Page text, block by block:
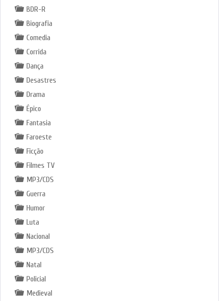
BDR-R
Biografia
Comedia
Corrida
Dança
Desastres
Drama
Épico
Fantasia
Faroeste
Ficção
Filmes TV
MP3/CDS
Guerra
Humor
Luta
Nacional
MP3/CDS
Natal
Policial
Medieval